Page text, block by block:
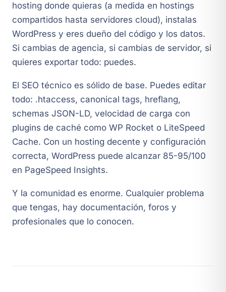
hosting donde quieras (a medida en hostings
compartidos hasta servidores cloud), instalas
WordPress y eres dueño del código y los datos.
Si cambias de agencia, si cambias de servidor, si
quieres exportar todo: puedes.
El SEO técnico es sólido de base. Puedes editar
todo: .htaccess, canonical tags, hreflang,
schemas JSON-LD, velocidad de carga con
plugins de caché como WP Rocket o LiteSpeed
Cache. Con un hosting decente y configuración
correcta, WordPress puede alcanzar 85-95/100
en PageSpeed Insights.
Y la comunidad es enorme. Cualquier problema
que tengas, hay documentación, foros y
profesionales que lo conocen.